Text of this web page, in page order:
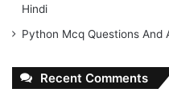
Hindi
Python Mcq Questions And
Recent Comments